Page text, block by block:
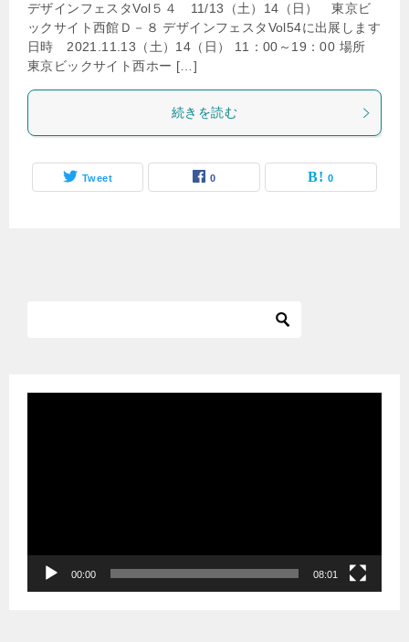
デザインフェスタVol５４ 11/13（土）14（日） 東京ビ
ックサイト西館Ｄ－８ デザインフェスタVol54に出展します
日時 2021.11.13（土）14（日） 11：00～19：00 場所
東京ビックサイト西ホー […]
続きを読む
Tweet 0 0
00:00 08:01